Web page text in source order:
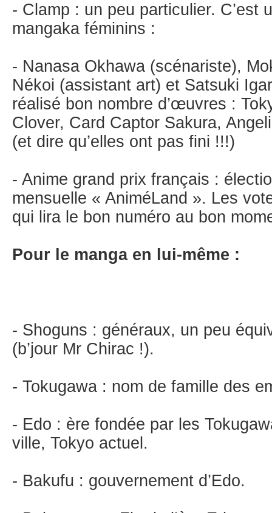
- Clamp : un peu particulier. C’est
mangaka féminins :
- Nanasa Okhawa (scénariste),
Nékoi (assistant art) et Satsuki
réalisé bon nombre d’œuvres :
Clover, Card Captor Sakura,
(et dire qu’elles ont pas fini !!!)
- Anime grand prix français :
mensuelle « AniméLand ». Les
qui lira le bon numéro au bon
Pour le manga en lui-même :
- Shoguns : généraux, un peu
(b’jour Mr Chirac !).
- Tokugawa : nom de famille des
- Edo : ère fondée par les
ville, Tokyo actuel.
- Bakufu : gouvernement d’Edo.